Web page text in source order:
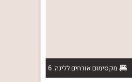
מקסימום אורחים ללינה: 6